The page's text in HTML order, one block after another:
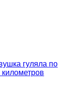
гуляла по